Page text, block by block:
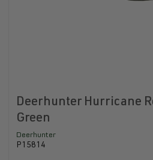
Deerhunter Hurricane
Green
Deerhunter
P15814